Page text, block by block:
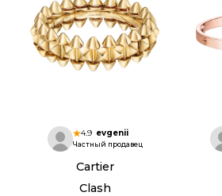
4.9 evgenii
Частный продавец
Cartier
Clash